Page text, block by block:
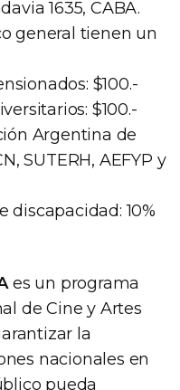
1635, CABA.
general tienen un
$100.-
$100.-
Argentina de
SUTERH, AEFYP y
discapacidad: 10%
es un programa
de Cine y Artes
la
nacionales en
pueda